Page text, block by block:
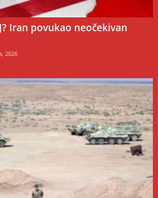
Iran povukao neočekivan
2026